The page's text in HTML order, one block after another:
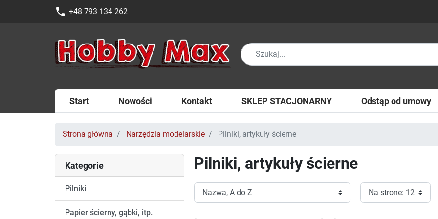
phone +48 793 134 262
Start Nowości Kontakt SKLEP STACJONARNY Odstąp od umowy
Strona główna Narzędzia modelarskie Pilniki, artykuły ścierne
Kategorie
Pilniki
Papier ścierny, gąbki, itp.
Pilniki, artykuły ścierne